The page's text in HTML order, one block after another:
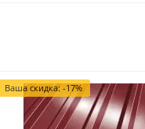
Ваша скидка: -17%